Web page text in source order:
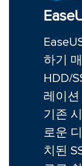
하기
HDD/
레이션
기존
로운
치된